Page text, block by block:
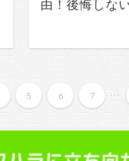
由！後悔しな
5 6 7 ...